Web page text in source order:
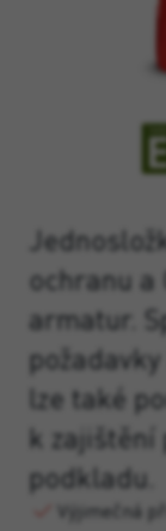
ochranu a
armatur.
lze také
k zajištění
podkladu.
Výjimečná